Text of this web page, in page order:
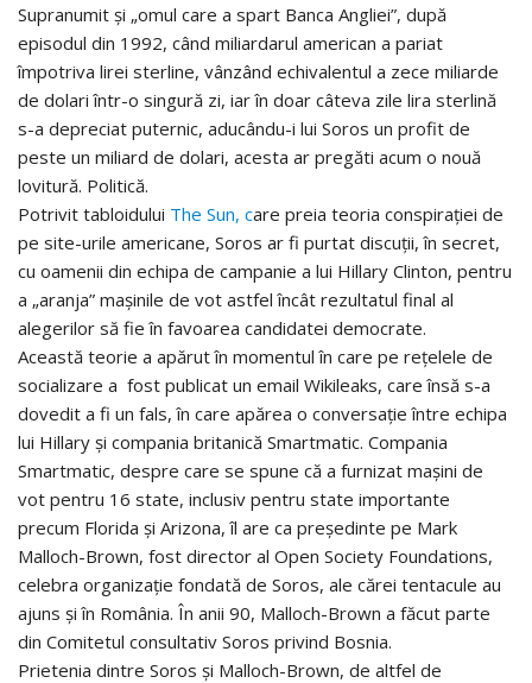
Supranumit și „omul care a spart Banca Angliei”, după
episodul din 1992, când miliardarul american a pariat
împotriva lirei sterline, vânzând echivalentul a zece miliarde
de dolari într-o singură zi, iar în doar câteva zile lira sterlină
s-a depreciat puternic, aducându-i lui Soros un profit de
peste un miliard de dolari, acesta ar pregăti acum o nouă
lovitură. Politică.
Potrivit tabloidului The Sun, care preia teoria conspirației de
pe site-urile americane, Soros ar fi purtat discuții, în secret,
cu oamenii din echipa de campanie a lui Hillary Clinton, pentru
a „aranja” mașinile de vot astfel încât rezultatul final al
alegerilor să fie în favoarea candidatei democrate.
Această teorie a apărut în momentul în care pe rețelele de
socializare a fost publicat un email Wikileaks, care însă s-a
dovedit a fi un fals, în care apărea o conversație între echipa
lui Hillary și compania britanică Smartmatic. Compania
Smartmatic, despre care se spune că a furnizat mașini de
vot pentru 16 state, inclusiv pentru state importante
precum Florida și Arizona, îl are ca președinte pe Mark
Malloch-Brown, fost director al Open Society Foundations,
celebra organizație fondată de Soros, ale cărei tentacule au
ajuns și în România. În anii 90, Malloch-Brown a făcut parte
din Comitetul consultativ Soros privind Bosnia.
Prietenia dintre Soros și Malloch-Brown, de altfel de